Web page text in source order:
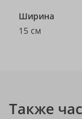
Ширина
15 см
Также